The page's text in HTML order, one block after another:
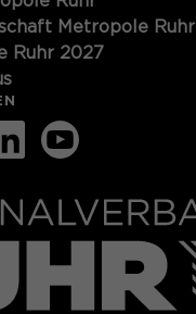
Metropole Ruhr
Ruhr 2027